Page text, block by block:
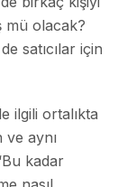
mü olacak?
satıcılar için
ilgili ortalıkta
aynı
kadar